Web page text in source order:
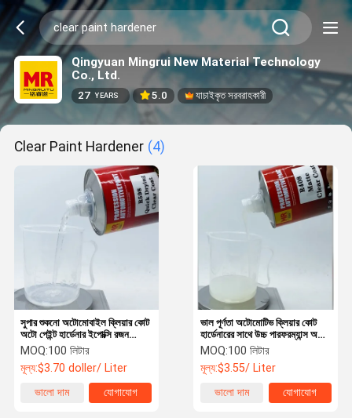
Qingyuan Mingrui New Material Technology
Co., Ltd.
27 YEARS 5.0 যাচাইকৃত সরবরাহকারী
Clear Paint Hardener (4)
সুপার শুকনো অটোমোবাইল ক্লিয়ার কোট
অটো পেইন্ট হার্ডেনার ইপোক্সি রজন
OEM
MOQ:100 লিটার
মূল্য:$3.70 doller/ Liter
ভালো দাম
যোগাযোগ
ভাল পূর্ণতা অটোমোটিভ ক্লিয়ার কোট
হার্ডেনারের সাথে উচ্চ পারফরম্যান্স অটো
পেইন্ট ক্লিয়ার কোট
MOQ:100 লিটার
মূল্য:$3.55/ Liter
ভালো দাম
যোগাযোগ